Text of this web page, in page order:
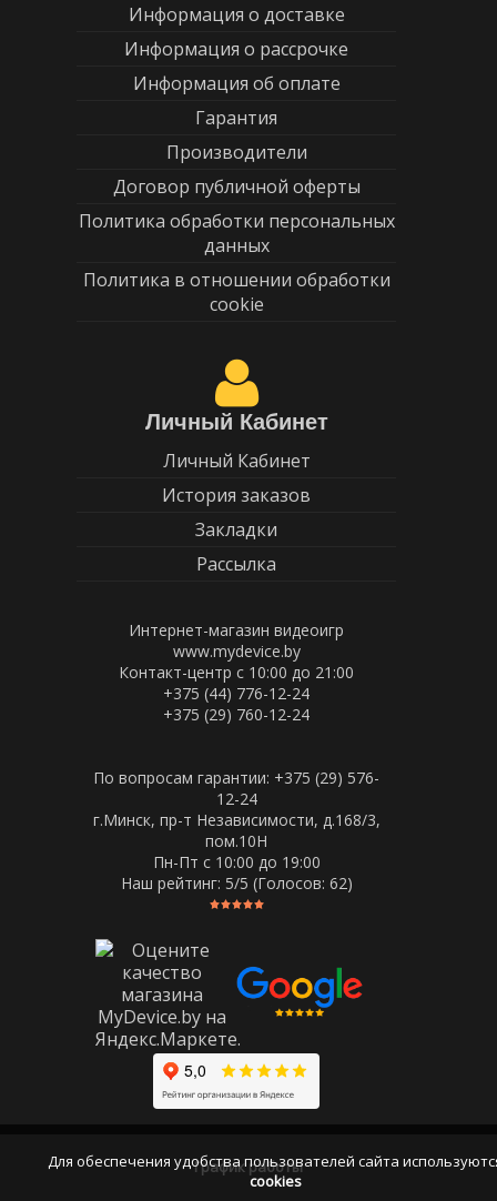
Информация о доставке
Информация о рассрочке
Информация об оплате
Гарантия
Производители
Договор публичной оферты
Политика обработки персональных
данных
Политика в отношении обработки
cookie
Личный Кабинет
Личный Кабинет
История заказов
Закладки
Рассылка
Интернет-магазин видеоигр
www.mydevice.by
Контакт-центр с 10:00 до 21:00
+375 (44) 776-12-24
+375 (29) 760-12-24
По вопросам гарантии: +375 (29) 576-
12-24
г.Минск, пр-т Независимости, д.168/3,
пом.10Н
Пн-Пт c 10:00 до 19:00
Наш рейтинг: 5/5 (Голосов: 62)
График работы
Для обеспечения удобства пользователей сайта
cookies